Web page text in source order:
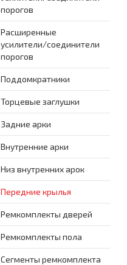
порогов
Расширенные
усилители/соединители
порогов
Поддомкратники
Торцевые заглушки
Задние арки
Внутренние арки
Низ внутренних арок
Передние крылья
Ремкомплекты дверей
Ремкомплекты пола
Сегменты ремкомплекта